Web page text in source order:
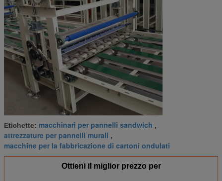
Etichette: macchinari per pannelli sandwich ,
attrezzature per pannelli murali ,
macchine per la fabbricazione di cartoni ondulati
Ottieni il miglior prezzo per